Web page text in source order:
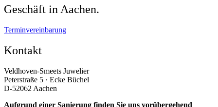
Geschäft in Aachen.
Terminvereinbarung
Kontakt
Veldhoven-Smeets Juwelier
Peterstraße 5 · Ecke Büchel
D-52062 Aachen
Aufgrund einer Sanierung finden Sie uns vorübergehend